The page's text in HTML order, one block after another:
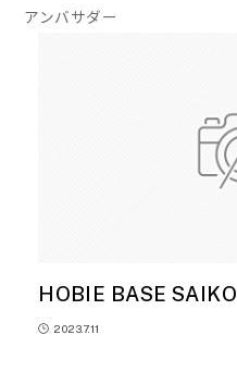
アンバサダー
HOBIE BASE SAIKO
2023.7.11